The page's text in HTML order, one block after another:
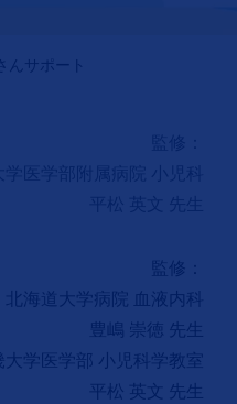
んサポート
監修：
北海道大学病院 血液内科
豊嶋 崇徳 先生
大学医学部 小児科学教室
平松 英文 先生